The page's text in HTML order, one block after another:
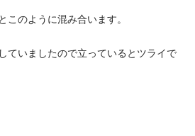
このように混み合います。
ていましたので立っているとツライで